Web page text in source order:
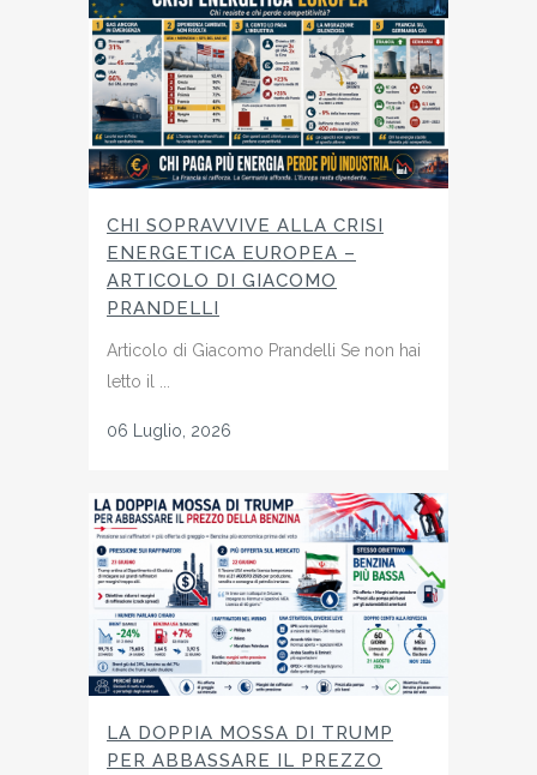
CHI SOPRAVVIVE ALLA CRISI
ENERGETICA EUROPEA –
ARTICOLO DI GIACOMO
PRANDELLI
Articolo di Giacomo Prandelli Se non hai
letto il ...
06 Luglio, 2026
LA DOPPIA MOSSA DI TRUMP
PER ABBASSARE IL PREZZO